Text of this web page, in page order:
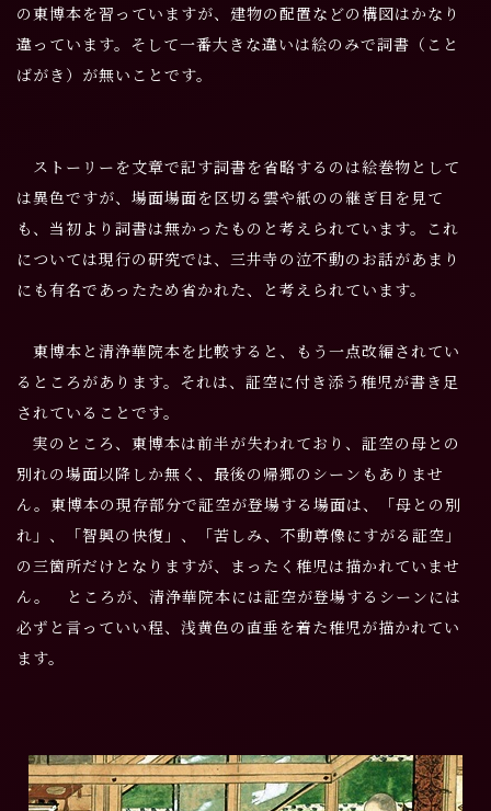
の東博本を習っていますが、建物の配置などの構図はかなり
違っています。そして一番大きな違いは絵のみで詞書（こと
ばがき）が無いことです。
ストーリーを文章で記す詞書を省略するのは絵巻物として
は異色ですが、場面場面を区切る雲や紙のの継ぎ目を見て
も、当初より詞書は無かったものと考えられています。これ
については現行の研究では、三井寺の泣不動のお話があまり
にも有名であったため省かれた、と考えられています。
東博本と清浄華院本を比較すると、もう一点改編されてい
るところがあります。それは、証空に付き添う稚児が書き足
されていることです。
実のところ、東博本は前半が失われており、証空の母との
別れの場面以降しか無く、最後の帰郷のシーンもありませ
ん。東博本の現存部分で証空が登場する場面は、「母との別
れ」、「智興の快復」、「苦しみ、不動尊像にすがる証空」
の三箇所だけとなりますが、まったく稚児は描かれていませ
ん。
ところが、清浄華院本には証空が登場するシーンには
必ずと言っていい程、浅黄色の直垂を着た稚児が描かれてい
ます。